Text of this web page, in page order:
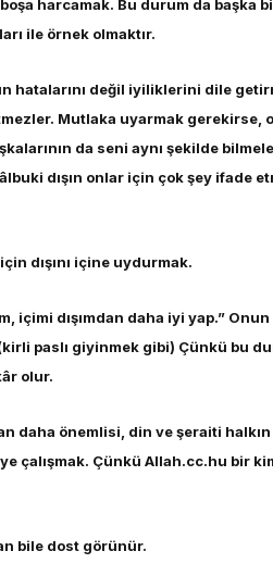
harcamak. Bu durum da başka
ile örnek olmaktır.
hatalarını değil iyiliklerini dile
Mutlaka uyarmak gerekirse,
da seni aynı şekilde
dışın onlar için çok şey ifade
dışını içine uydurmak.
içimi dışımdan daha iyi yap.”
paslı giyinmek gibi) Çünkü bu
olur.
daha önemlisi, din ve şeraiti
çalışmak. Çünkü Allah.cc.hu bir
bile dost görünür.